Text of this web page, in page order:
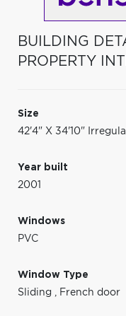
BUILDING
PROPERTY
Size
42'4" X 34'10"
Year built
2001
Windows
PVC
Window Type
Sliding , French door